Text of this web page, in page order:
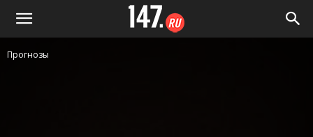
Прогнозы